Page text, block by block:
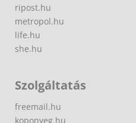
ripost.hu
metropol.hu
life.hu
she.hu
Szolgáltatás
freemail.hu
koponyeg.hu